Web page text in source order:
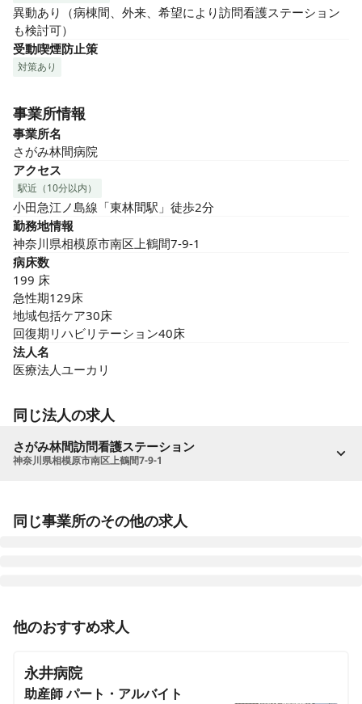
異動あり（病棟間、外来、希望により訪問看護ステーション
も検討可）
受動喫煙防止策
対策あり
事業所情報
事業所名
さがみ林間病院
アクセス
駅近（10分以内）
小田急江ノ島線「東林間駅」徒歩2分
勤務地情報
神奈川県相模原市南区上鶴間7-9-1
病床数
199 床
急性期129床
地域包括ケア30床
回復期リハビリテーション40床
法人名
医療法人ユーカリ
同じ法人の求人
さがみ林間訪問看護ステーション
神奈川県相模原市南区上鶴間7-9-1
同じ事業所のその他の求人
その他 正社員（常勤）
【ケアリングサポーター｜手術室】定時16：45◎残業
備を担う「ケアリングサポーター（看護助手）」を募
集！
他のおすすめ求人
永井病院
助産師パート・アルバイト